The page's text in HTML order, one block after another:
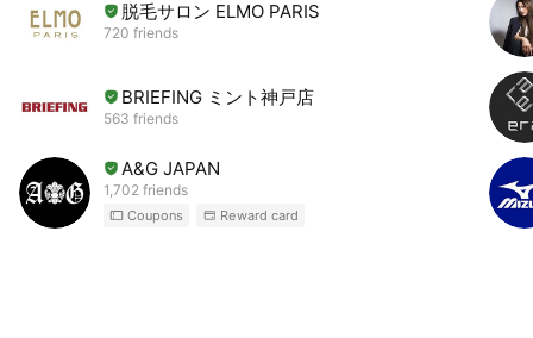
脱毛サロン ELMO PARIS
720 friends
BRIEFING ミント神戸店
563 friends
A&G JAPAN
1,702 friends
Coupons Reward card